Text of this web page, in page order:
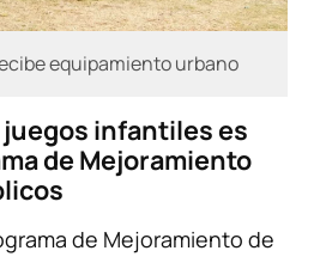
equipamiento urbano
infantiles es
de Mejoramiento
de Mejoramiento de